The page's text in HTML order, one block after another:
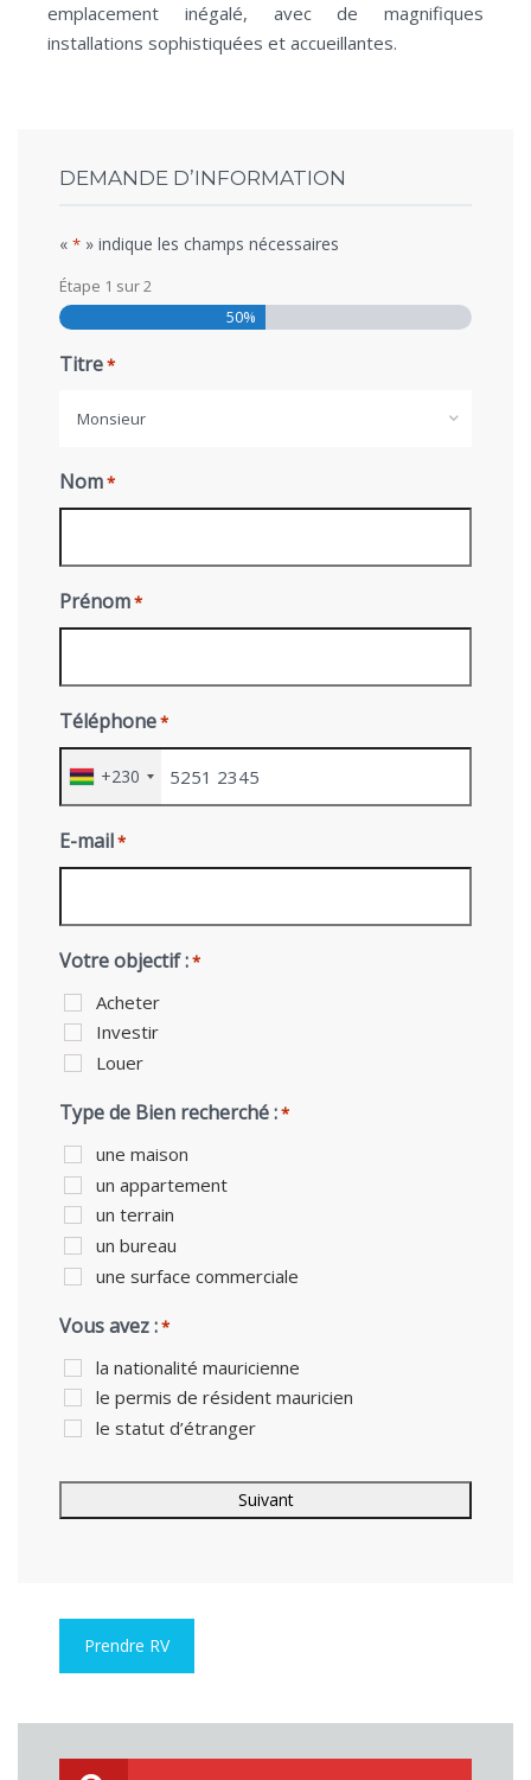
emplacement inégalé, avec de magnifiques
installations sophistiquées et accueillantes.
DEMANDE D’INFORMATION
« * » indique les champs nécessaires
Étape 1 sur2
50%
Titre*
Monsieur
Nom*
Prénom*
Téléphone*
+230
E-mail*
Votre objectif :*
Acheter
Investir
Louer
Type de Bien recherché :*
une maison
un appartement
un terrain
un bureau
une surface commerciale
Vous avez :*
la nationalité mauricienne
le permis de résident mauricien
le statut d’étranger
Prendre RV